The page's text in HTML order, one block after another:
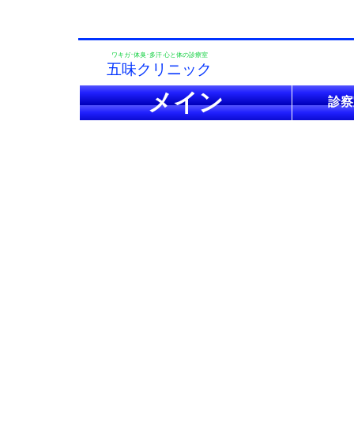
ワキガ･体臭･多汗 心と体の診療室
五味クリニック
メイン 診